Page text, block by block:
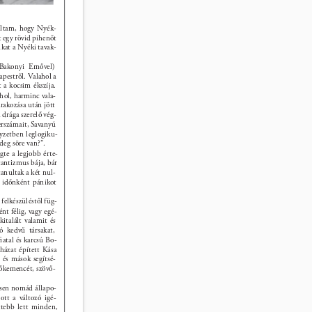
hogy Nyék-
egy rövid pihenőt
a Nyéki tavak-
Ernővel)
Valahol a
a kocsim ékszíja.
harminc vala-
után jött
szerelő vég-
Savanyú
leglogiku-
söre van?”.
a legjobb érte-
bája, bár
a két nul-
időnként pánikot
füg-
félig, vagy egé-
valamit és
kedvű társakat,
és karcsú Bo-
épített Kása
mások segítsé-
szövő-
nomád állapo-
a változó igé-
lett minden,